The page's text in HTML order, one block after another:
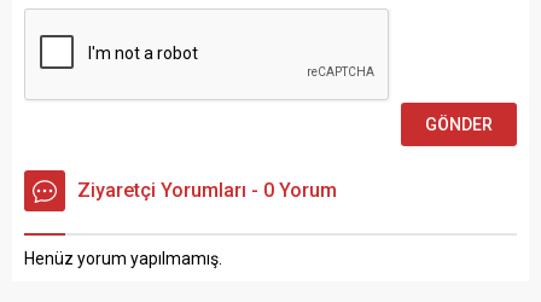
Ziyaretçi Yorumları - 0 Yorum
Henüz yorum yapılmamış.